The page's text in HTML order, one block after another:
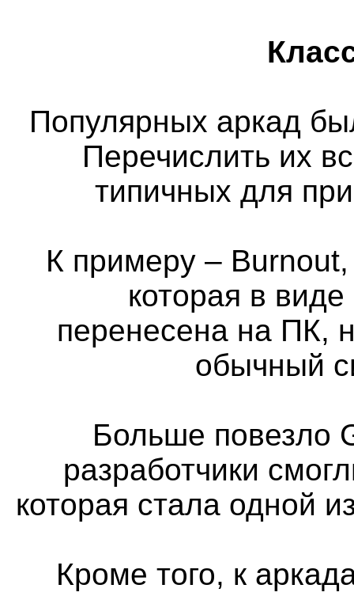
Популярных аркад
Перечислить их
типичных для
К примеру – Burnout,
которая в
перенесена на ПК,
обычный
Больше повезло
разработчики
которая стала одной
Кроме того, к